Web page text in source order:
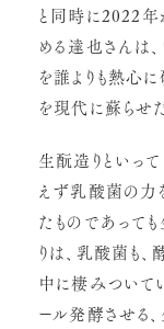
と同時に2022
める達也さんは
を誰よりも熱心
を現代に蘇らせ
生酛造りといっ
えず乳酸菌の力
たものであって
りは、乳酸菌も
中に棲みついて
ール発酵させる